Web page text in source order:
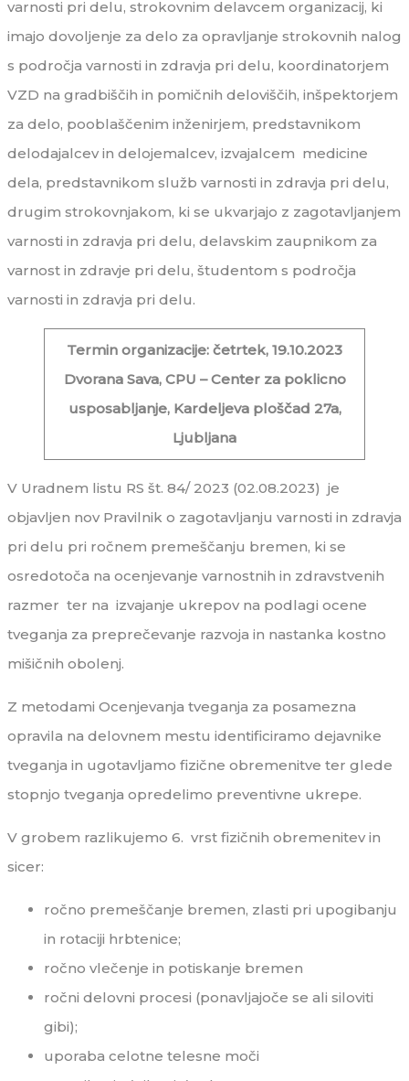
varnosti pri delu, strokovnim delavcem organizacij, ki
imajo dovoljenje za delo za opravljanje strokovnih nalog
s področja varnosti in zdravja pri delu, koordinatorjem
VZD na gradbiščih in pomičnih deloviščih, inšpektorjem
za delo, pooblaščenim inženirjem, predstavnikom
delodajalcev in delojemalcev, izvajalcem medicine
dela, predstavnikom služb varnosti in zdravja pri delu,
drugim strokovnjakom, ki se ukvarjajo z zagotavljanjem
varnosti in zdravja pri delu, delavskim zaupnikom za
varnost in zdravje pri delu, študentom s področja
varnosti in zdravja pri delu.
Termin organizacije: četrtek, 19.10.2023
Dvorana Sava, CPU – Center za poklicno
usposabljanje, Kardeljeva ploščad 27a,
Ljubljana
V Uradnem listu RS št. 84/ 2023 (02.08.2023) je
objavljen nov Pravilnik o zagotavljanju varnosti in zdravja
pri delu pri ročnem premeščanju bremen, ki se
osredotoča na ocenjevanje varnostnih in zdravstvenih
razmer ter na izvajanje ukrepov na podlagi ocene
tveganja za preprečevanje razvoja in nastanka kostno
mišičnih obolenj.
Z metodami Ocenjevanja tveganja za posamezna
opravila na delovnem mestu identificiramo dejavnike
tveganja in ugotavljamo fizične obremenitve ter glede
stopnjo tveganja opredelimo preventivne ukrepe.
V grobem razlikujemo 6. vrst fizičnih obremenitev in
sicer:
ročno premeščanje bremen, zlasti pri upogibanju
in rotaciji hrbtenice;
ročno vlečenje in potiskanje bremen
ročni delovni procesi (ponavljajoče se ali siloviti
gibi);
uporaba celotne telesne moči